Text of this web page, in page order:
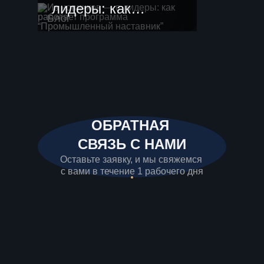
Блог
лидеры: как
работает
ОБРАТНАЯ
СВЯЗЬ С НАМИ
Оставьте заявку, и мы свяжемся
с вами в течение 1 рабочего дня